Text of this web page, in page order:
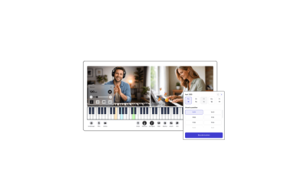
Klavier / Piano / Flügel
Klavier / Piano / Flügel